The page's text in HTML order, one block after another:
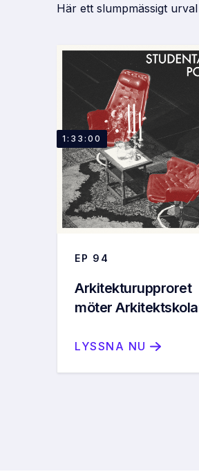
Här ett slumpmässigt
1:33:00
EP 94
Arkitekturupproret
möter
LYSSNA NU